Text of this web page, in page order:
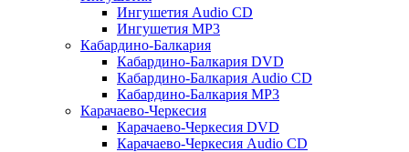
Ингушетия Audio CD
Ингушетия MP3
Кабардино-Балкария
Кабардино-Балкария DVD
Кабардино-Балкария Audio CD
Кабардино-Балкария MP3
Карачаево-Черкесия
Карачаево-Черкесия DVD
Карачаево-Черкесия Audio CD